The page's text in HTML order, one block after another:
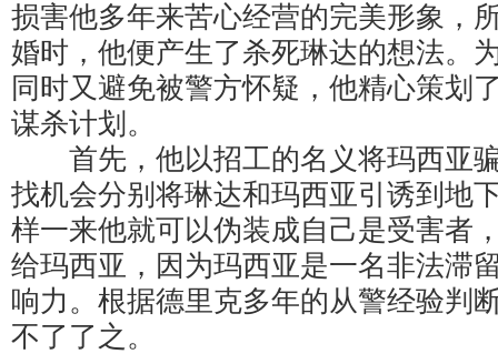
损害他多年来苦心经营的完美形象，
婚时，他便产生了杀死琳达的想法。
同时又避免被警方怀疑，他精心策划
谋杀计划。
首先，他以招工的名义将玛西亚
找机会分别将琳达和玛西亚引诱到地
样一来他就可以伪装成自己是受害者
给玛西亚，因为玛西亚是一名非法滞
响力。根据德里克多年的从警经验判
不了了之。